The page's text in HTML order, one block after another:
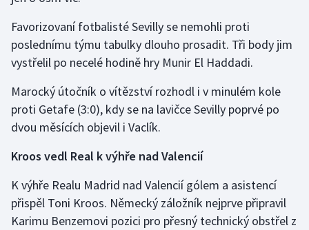
Favorizovaní fotbalisté Sevilly se nemohli proti
poslednímu týmu tabulky dlouho prosadit. Tři body jim
vystřelil po necelé hodině hry Munir El Haddadi.
Marocký útočník o vítězství rozhodl i v minulém kole
proti Getafe (3:0), kdy se na lavičce Sevilly poprvé po
dvou měsících objevil i Vaclík.
Kroos vedl Real k výhře nad Valencií
K výhře Realu Madrid nad Valencií gólem a asistencí
přispěl Toni Kroos. Německý záložník nejprve připravil
Karimu Benzemovi pozici pro přesný technický obstřel z